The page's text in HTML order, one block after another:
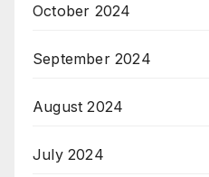
October 2024
September 2024
August 2024
July 2024